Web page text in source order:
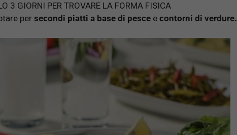
3 GIORNI PER TROVARE LA FORMA FISICA
per secondi piatti a base di pesce e contorni di verdure.